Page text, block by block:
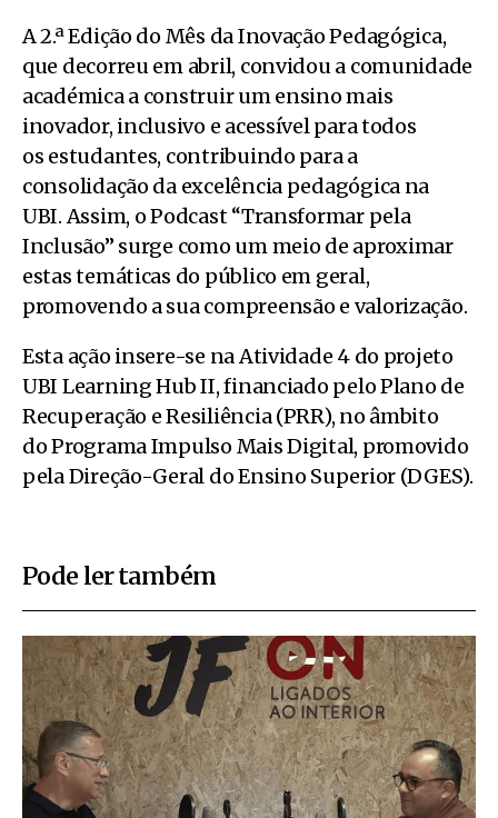
A 2.ª Edição do Mês da Inovação Pedagógica,
que decorreu em abril, convidou a comunidade
académica a construir um ensino mais
inovador, inclusivo e acessível para todos
os estudantes, contribuindo para a
consolidação da excelência pedagógica na
UBI. Assim, o Podcast “Transformar pela
Inclusão” surge como um meio de aproximar
estas temáticas do público em geral,
promovendo a sua compreensão e valorização.
Esta ação insere-se na Atividade 4 do projeto
UBI Learning Hub II, financiado pelo Plano de
Recuperação e Resiliência (PRR), no âmbito
do Programa Impulso Mais Digital, promovido
pela Direção-Geral do Ensino Superior (DGES).
Pode ler também